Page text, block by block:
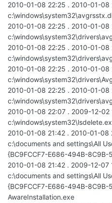
2010-01-08 22:25 . 2010-01-
2010-01-08 22:25 . 2010-01-
2010-01-08 22:25 . 2010-01-
2010-01-08 22:25 . 2010-01-
2010-01-08 22:25 . 2010-01-
2010-01-08 22:07 . 2009-12-
2010-01-08 21:42 . 2010-01-
c:\documents and settings\All
{BC9FCCF7-E686-494B-8C9B-
2010-01-08 21:42 . 2009-12-
c:\documents and settings\All
{BC9FCCF7-E686-494B-8C9B-
AwareInstallation.exe